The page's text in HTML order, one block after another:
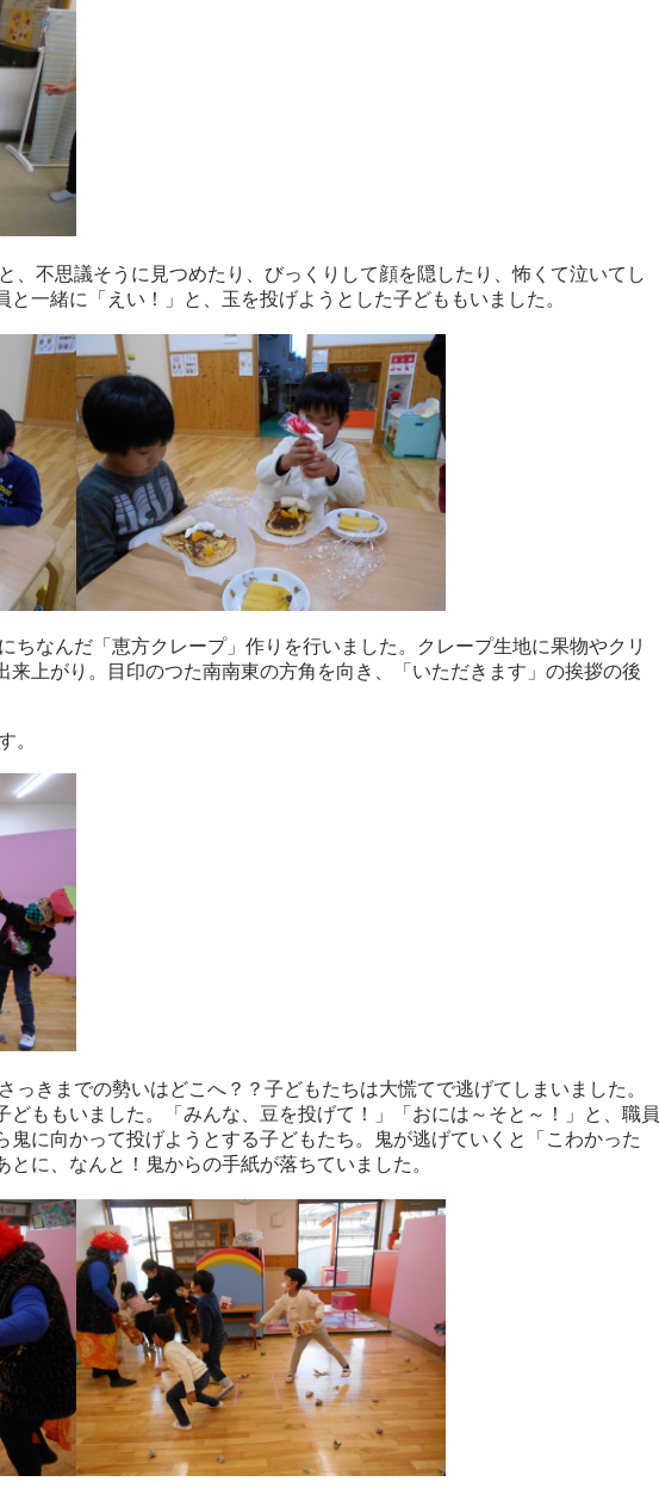
、不思議そうに見つめたり、びっくりして顔を隠したり、怖くて泣いてし
と一緒に「えい！」と、玉を投げようとした子どももいました。
ちなんだ「恵方クレープ」作りを行いました。クレープ生地に果物やクリ
来上がり。目印のつた南南東の方角を向き、「いただきます」の挨拶の後
。
っきまでの勢いはどこへ？？子どもたちは大慌てで逃げてしまいました。
どももいました。「みんな、豆を投げて！」「おには～そと～！」と、職員
鬼に向かって投げようとする子どもたち。鬼が逃げていくと「こわかった
に、なんと！鬼からの手紙が落ちていました。